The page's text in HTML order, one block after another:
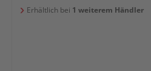
Erhältlich bei 1 weiterem Händler